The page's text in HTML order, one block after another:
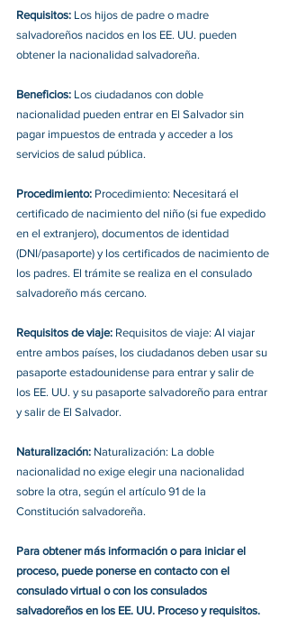
Requisitos: Los hijos de padre o madre
salvadoreños nacidos en los EE. UU. pueden
obtener la nacionalidad salvadoreña.
Beneficios: Los ciudadanos con doble
nacionalidad pueden entrar en El Salvador sin
pagar impuestos de entrada y acceder a los
servicios de salud pública.
Procedimiento: Procedimiento: Necesitará el
certificado de nacimiento del niño (si fue expedido
en el extranjero), documentos de identidad
(DNI/pasaporte) y los certificados de nacimiento de
los padres. El trámite se realiza en el consulado
salvadoreño más cercano.
Requisitos de viaje: Requisitos de viaje: Al viajar
entre ambos países, los ciudadanos deben usar su
pasaporte estadounidense para entrar y salir de
los EE. UU. y su pasaporte salvadoreño para entrar
y salir de El Salvador.
Naturalización: Naturalización: La doble
nacionalidad no exige elegir una nacionalidad
sobre la otra, según el artículo 91 de la
Constitución salvadoreña.
Para obtener más información o para iniciar el
proceso, puede ponerse en contacto con el
consulado virtual o con los consulados
salvadoreños en los EE. UU. Proceso y requisitos.